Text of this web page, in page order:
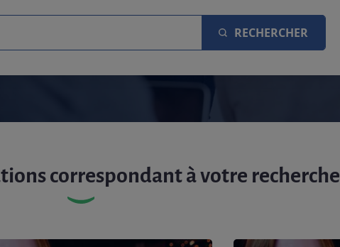
RECHERCHER
correspondant à votre recherche